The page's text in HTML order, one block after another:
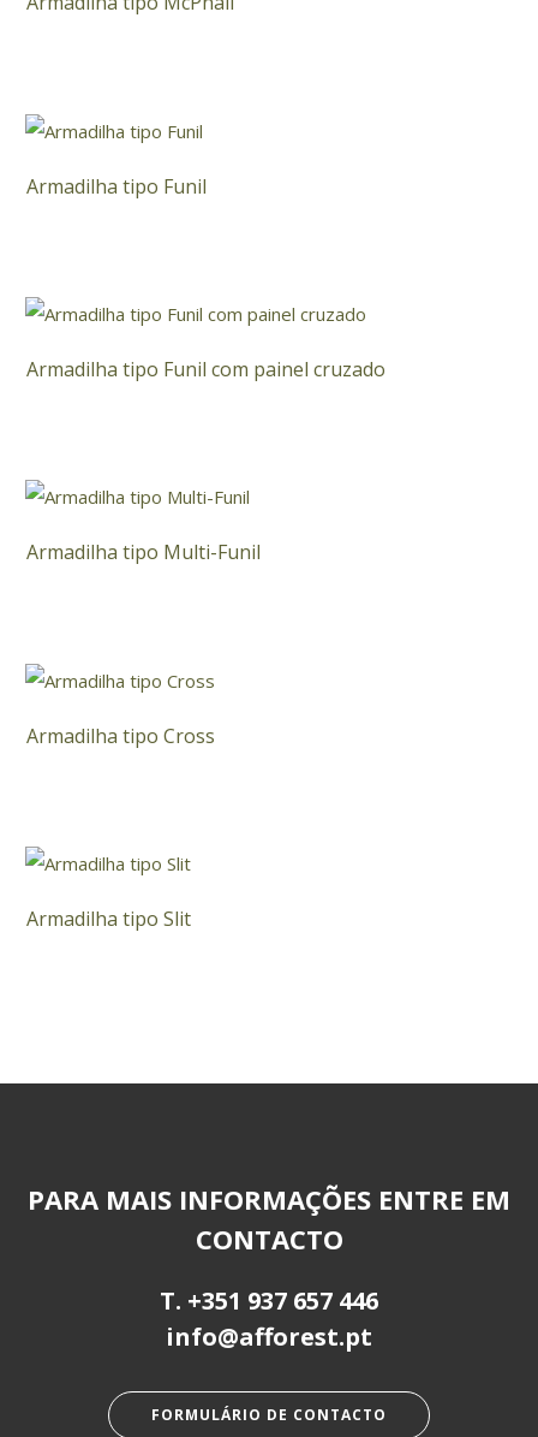
Armadilha tipo Funil
Armadilha tipo Funil com painel cruzado
Armadilha tipo Multi-Funil
Armadilha tipo Cross
Armadilha tipo Slit
PARA MAIS INFORMAÇÕES ENTRE EM
CONTACTO
T. +351 937 657 446
info@afforest.pt
FORMULÁRIO DE CONTACTO